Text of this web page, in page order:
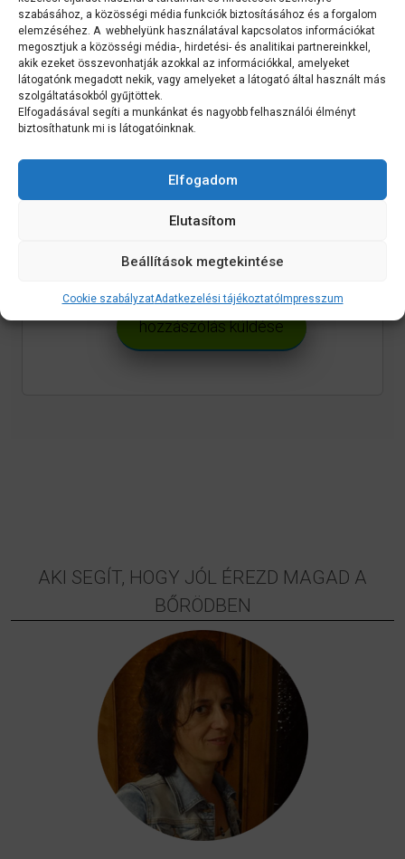
szabásához, a közösségi média funkciók biztosításához és a forgalom
elemzéséhez. A webhelyünk használatával kapcsolatos információkat
megosztjuk a közösségi média-, hirdetési- és analitikai partnereinkkel,
akik ezeket összevonhatják azokkal az információkkal, amelyeket
látogatónk megadott nekik, vagy amelyeket a látogató által használt más
szolgáltatásokból gyűjtöttek.
Elfogadásával segíti a munkánkat és nagyobb felhasználói élményt
biztosíthatunk mi is látogatóinknak.
Elfogadom
Elutasítom
Beállítások megtekintése
Cookie szabályzatAdatkezelési tájékoztatóImpresszum
Név *
Email*
A nevem, e-mail címem, és
böngészőben a következő
AKI SEGÍT, HOGY JÓL ÉREZD MAGAD A
BŐRÖDBEN